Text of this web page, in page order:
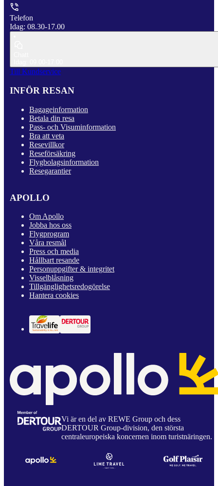
Telefon
Idag: 08.30-17.00
Till Kundservice
INFÖR RESAN
Bagageinformation
Betala din resa
Pass- och Visuminformation
Bra att veta
Resevillkor
Reseförsäkring
Flygbolagsinformation
Resegarantier
APOLLO
Om Apollo
Jobba hos oss
Flygprogram
Våra resmål
Press och media
Hållbart resande
Personuppgifter & integritet
Visselblåsning
Tillgänglighetsredogörelse
Hantera cookies
Vi är en del av REWE Group och dess
DERTOUR Group-division, den största
centraleuropeiska koncernen inom turistnäringen.